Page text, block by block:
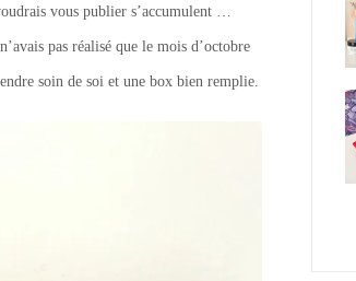
vous publier s’accumulent …
pas réalisé que le mois d’octobre
soin de soi et une box bien remplie.